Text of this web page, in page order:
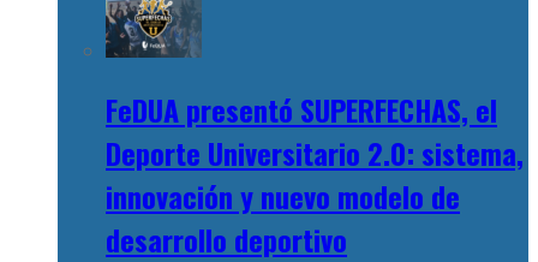
FeDUA presentó SUPERFECHAS, el
Deporte Universitario 2.0: sistema,
innovación y nuevo modelo de
desarrollo deportivo